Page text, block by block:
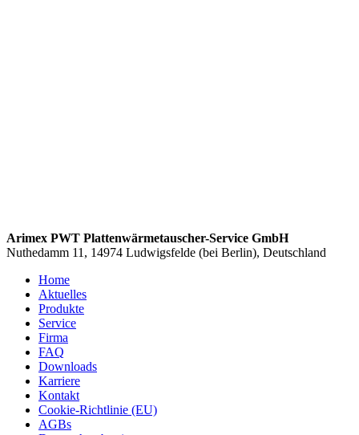
Arimex PWT Plattenwärmetauscher-Service GmbH
Nuthedamm 11, 14974 Ludwigsfelde (bei Berlin), Deutschland
Home
Aktuelles
Produkte
Service
Firma
FAQ
Downloads
Karriere
Kontakt
Cookie-Richtlinie (EU)
AGBs